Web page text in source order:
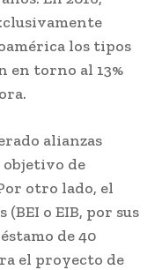
los tipos
en torno al 13%
alianzas
de
otro lado, el
o EIB, por sus
de 40
el proyecto de